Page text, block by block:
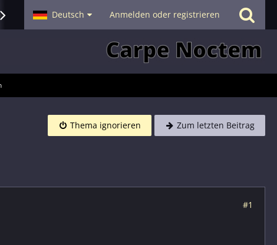
- Smalltalk Hilfe
Deutsch Anmelden oder registrieren
Thema ignorieren Zum letzten Beitrag
#1